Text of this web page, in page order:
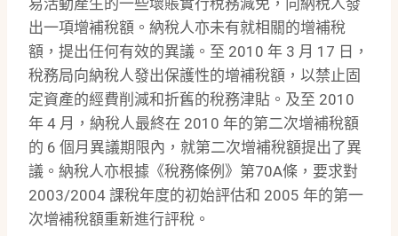
易活動產生的一些壞賬實行稅務減免，向納稅人發
出一項增補稅額。納稅人亦未有就相關的增補稅
額，提出任何有效的異議。至 2010 年 3 月 17 日，
稅務局向納稅人發出保護性的增補稅額，以禁止固
定資產的經費削減和折舊的稅務津貼。及至 2010
年 4 月，納稅人最終在 2010 年的第二次增補稅額
的 6 個月異議期限內，就第二次增補稅額提出了異
議。納稅人亦根據《稅務條例》第70A條，要求對
2003/2004 課稅年度的初始評估和 2005 年的第一
次增補稅額重新進行評稅。